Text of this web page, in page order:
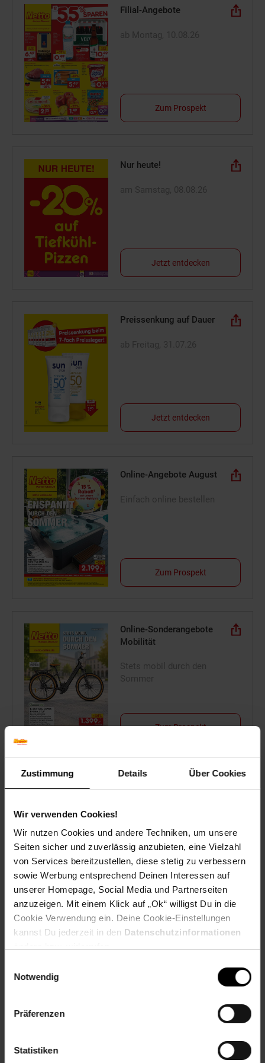
Zustimmung Details Über Cookies
Wir verwenden Cookies!
Wir nutzen Cookies und andere Techniken, um unsere
Seiten sicher und zuverlässig anzubieten, eine Vielzahl
von Services bereitzustellen, diese stetig zu verbessern
sowie Werbung entsprechend Deinen Interessen auf
unserer Homepage, Social Media und Partnerseiten
anzuzeigen. Mit einem Klick auf „Ok“ willigst Du in die
Cookie Verwendung ein. Deine Cookie-Einstellungen
kannst Du jederzeit in den Datenschutzinformationen
Notwendig
Präferenzen
Statistiken
Filial-Angebote
Zum Prospekt
Nur heute!
Jetzt entdecken
Preissenkung auf Dauer
Jetzt entdecken
Online-Angebote August
Zum Prospekt
Online-Sonderangebote
Mobilität
Zum Prospekt
Netto Marken-Discount
33758 Schloß Holte-Stukenbrock